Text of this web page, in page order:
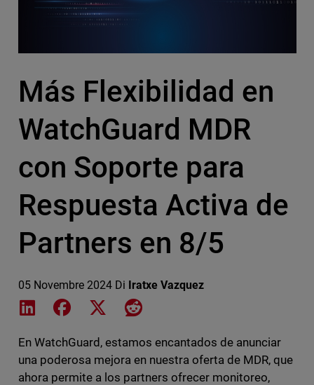
Más Flexibilidad en
WatchGuard MDR
con Soporte para
Respuesta Activa de
Partners en 8/5
05 Novembre 2024 Di Iratxe Vazquez
Share on LinkedIn
Share on Facebook
Share on XShare on Reddit
En WatchGuard, estamos encantados de anunciar
una poderosa mejora en nuestra oferta de MDR, que
ahora permite a los partners ofrecer monitoreo,